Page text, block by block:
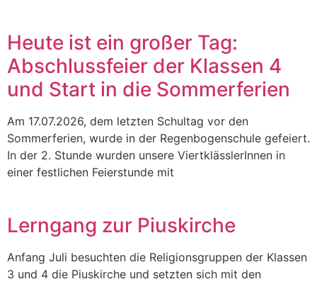
Heute ist ein großer Tag:
Abschlussfeier der Klassen 4
und Start in die Sommerferien
Am 17.07.2026, dem letzten Schultag vor den
Sommerferien, wurde in der Regenbogenschule gefeiert.
In der 2. Stunde wurden unsere ViertklässlerInnen in
einer festlichen Feierstunde mit
Lerngang zur Piuskirche
Anfang Juli besuchten die Religionsgruppen der Klassen
3 und 4 die Piuskirche und setzten sich mit den